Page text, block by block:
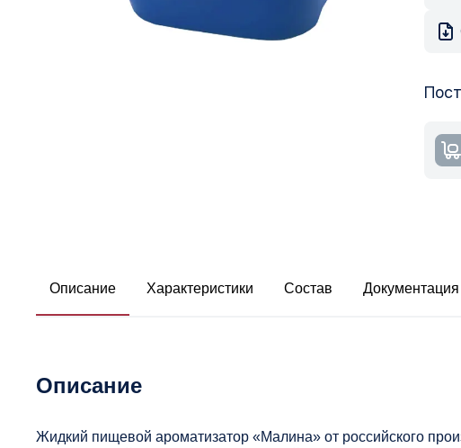
Описание Характеристики Состав
Описание
Жидкий пищевой ароматизатор «Малина» от российского